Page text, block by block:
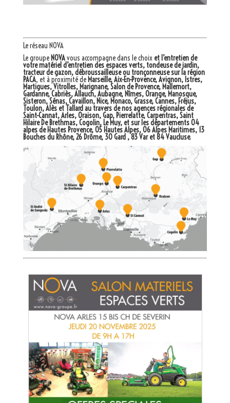
Le réseau NOVA
Le groupe NOVAvous accompagne dans le choix et l’entretien de
votre matériel d’entretien des espaces verts, tondeuse de jardin,
tracteur de gazon, débroussailleuse ou tronçonneuse sur la région
PACA, et à proximité de Marseille, Aix-En-Provence, Avignon, Istres,
Martigues, Vitrolles, Marignane, Salon de Provence, Mallemort,
Gardanne, Cabriès, Allauch, Aubagne, Nîmes, Orange, Manosque,
Sisteron, Sénas, Cavaillon, Nice, Monaco, Grasse, Cannes, Fréjus,
Toulon, Alès et Tallard au travers de nos agences régionales de
Saint-Cannat, Arles, Oraison, Gap, Pierrelatte, Carpentras, Saint
Hilaire De Brethmas, Cogolin, Le Muy, et sur les départements 04
alpes de Hautes Provence, 05 Hautes Alpes, 06 Alpes Maritimes, 13
Bouches du Rhône, 26 Drôme, 30 Gard , 83 Var et 84 Vaucluse.